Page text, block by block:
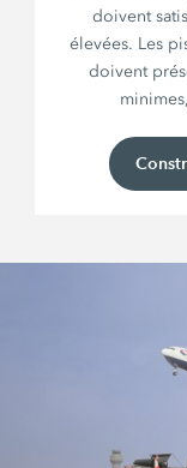
doivent
élevées. Les
doivent